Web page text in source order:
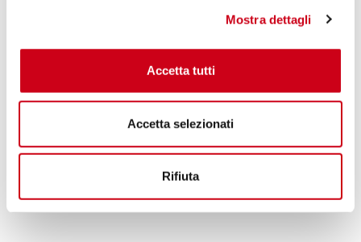
Mostra dettagli
Accetta tutti
Accetta selezionati
Rifiuta